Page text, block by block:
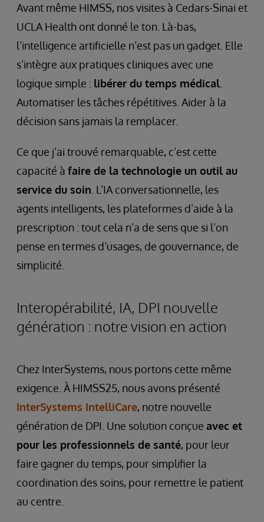
Avant même HIMSS, nos visites à Cedars-Sinai et
UCLA Health ont donné le ton. Là-bas,
l’intelligence artificielle n’est pas un gadget. Elle
s’intègre aux pratiques cliniques avec une
logique simple : libérer du temps médical
Automatiser les tâches répétitives. Aider à la
décision sans jamais la remplacer.
Ce que j’ai trouvé remarquable, c’est cette
capacité à faire de la technologie un outil au
service du soin . L’IA conversationnelle, les
agents intelligents, les plateformes d’aide à la
prescription : tout cela n’a de sens que si l’on
pense en termes d’usages, de gouvernance, de
simplicité.
Interopérabilité, IA, DPI nouvelle
génération : notre vision en action
Chez InterSystems, nous portons cette même
exigence. À HIMSS25, nous avons présenté
InterSystems IntelliCare, notre nouvelle
génération de DPI. Une solution conçue avec et
pour les professionnels de santé, pour leur
faire gagner du temps, pour simplifier la
coordination des soins, pour remettre le patient
au centre.